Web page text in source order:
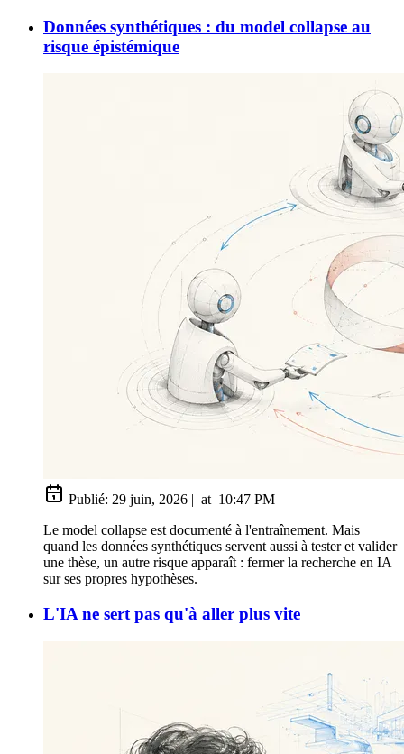
Données synthétiques : du model collapse au
risque épistémique
Publié: 29 juin, 2026 | at 10:47 PM
Le model collapse est documenté à l'entraînement. Mais
quand les données synthétiques servent aussi à tester et valider
une thèse, un autre risque apparaît : fermer la recherche en IA
sur ses propres hypothèses.
L'IA ne sert pas qu'à aller plus vite